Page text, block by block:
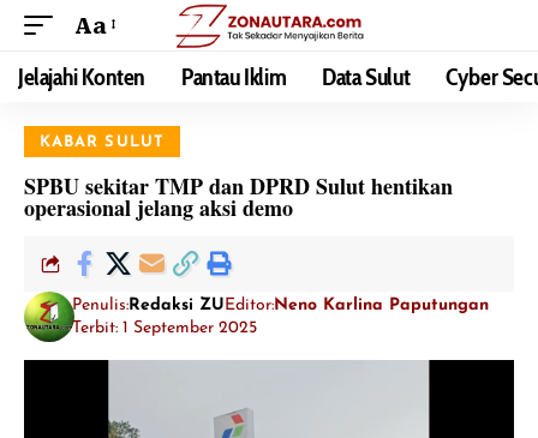
Aa
Jelajahi Konten Pantau Iklim Data Sulut Cyber
KABAR SULUT
SPBU sekitar TMP dan DPRD Sulut hentikan
operasional jelang aksi demo
Penulis:Redaksi ZUEditor:Neno Karlina Paputungan
Terbit: 1 September 2025